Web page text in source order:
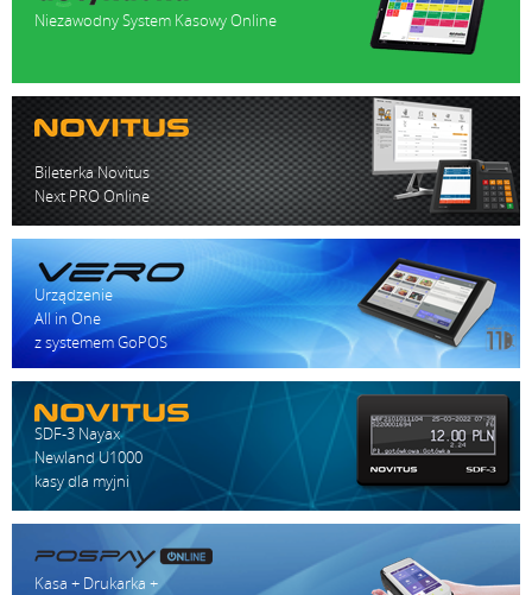
Niezawodny System Kasowy Online
Bileterka Novitus
Next PRO Online
Urządzenie
All in One
z systemem GoPOS
SDF-3 Nayax
Newland U1000
kasy dla myjni
Kasa + Drukarka +